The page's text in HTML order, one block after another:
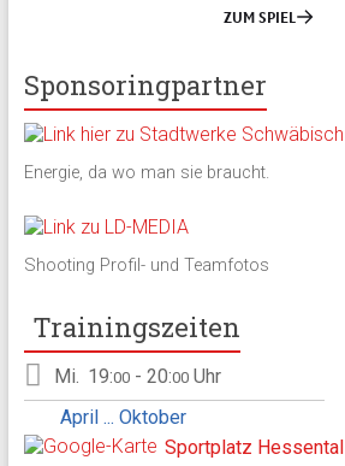
Sponsoringpartner
Energie, da wo man sie braucht.
Shooting Profil- und Teamfotos
Trainingszeiten
Mi. 19:00- 20:00Uhr
April ... Oktober
Sportplatz Hessental